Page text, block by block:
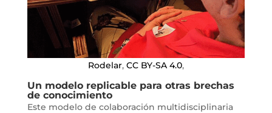
Rodelar, CC BY-SA 4.0,
Un modelo replicable para otras brechas
de conocimiento
Este modelo de colaboración multidisciplinaria